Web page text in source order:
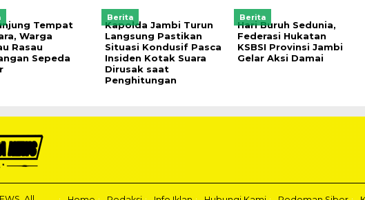
Tempat
Warga
Rasau
Sepeda
Berita
Kapolda Jambi Turun
Langsung Pastikan
Situasi Kondusif Pasca
Insiden Kotak Suara
Dirusak saat
Penghitungan
Berita
Hari Buruh Sedunia,
Federasi Hukatan
KSBSI Provinsi Jambi
Gelar Aksi Damai